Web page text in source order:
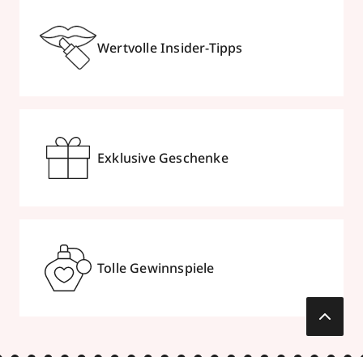
Wertvolle Insider-Tipps
Exklusive Geschenke
Tolle Gewinnspiele